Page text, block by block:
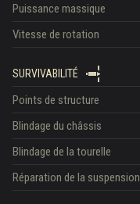
Puissance massique
Vitesse de rotation
SURVIVABILITÉ
Points de structure
Blindage du châssis
Blindage de la tourelle
Réparation de la suspension